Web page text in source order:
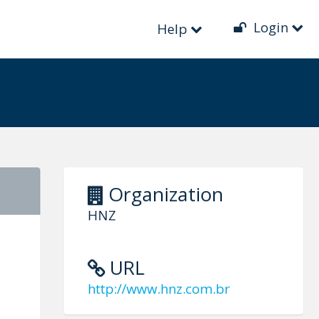
Help Login
Organization
HNZ
URL
http://www.hnz.com.br